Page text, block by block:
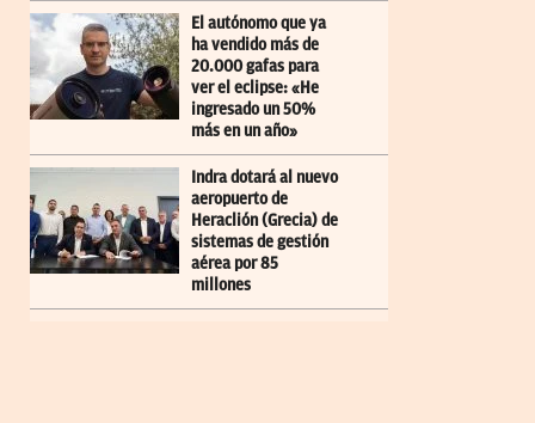
El autónomo que ya
ha vendido más de
20.000 gafas para
ver el eclipse: «He
ingresado un 50%
más en un año»
Indra dotará al nuevo
aeropuerto de
Heraclión (Grecia) de
sistemas de gestión
aérea por 85
millones